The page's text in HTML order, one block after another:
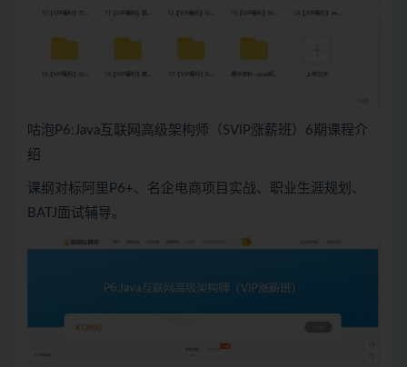
咕泡P6:Java互联网高级架构师（SVIP涨薪班）6期课程介
绍
课纲对标阿里P6+、名企电商项目实战、职业生涯规划、
BATJ面试辅导。